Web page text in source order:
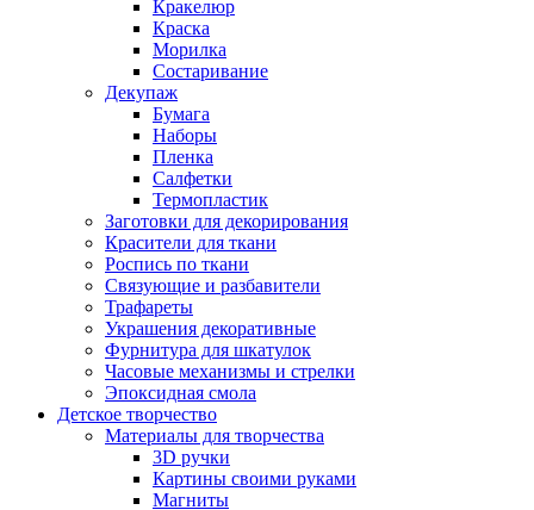
Кракелюр
Краска
Морилка
Состаривание
Декупаж
Бумага
Наборы
Пленка
Салфетки
Термопластик
Заготовки для декорирования
Красители для ткани
Роспись по ткани
Связующие и разбавители
Трафареты
Украшения декоративные
Фурнитура для шкатулок
Часовые механизмы и стрелки
Эпоксидная смола
Детское творчество
Материалы для творчества
3D ручки
Картины своими руками
Магниты